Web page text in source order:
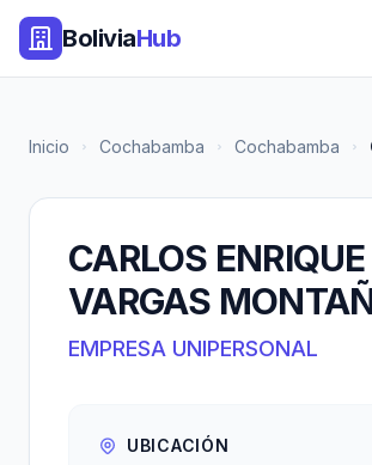
BoliviaHub
Inicio Cochabamba Cochabamba
CARLOS ENRIQUE
VARGAS
EMPRESA UNIPERSONAL
UBICACIÓN